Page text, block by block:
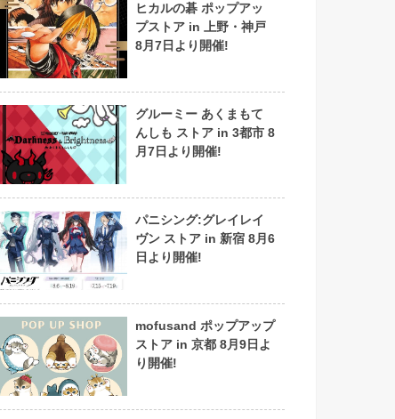
ヒカルの碁 ポップアッ
プストア in 上野・神戸
8月7日より開催!
グルーミー あくまもて
んしも ストア in 3都市 8
月7日より開催!
パニシング:グレイレイ
ヴン ストア in 新宿 8月6
日より開催!
mofusand ポップアップ
ストア in 京都 8月9日よ
り開催!